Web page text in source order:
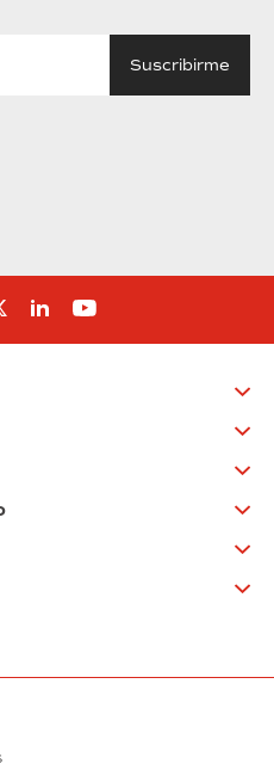
en Facebook
en Instagram
en Twitter
Síguenos en Linkedin
Síguenos en